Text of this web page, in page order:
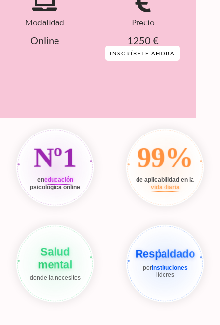
Modalidad
Online
Precio
1250 €
INSCRÍBETE AHORA
Nº1
eneducación
psicológica online
99%
de aplicabilidad en la
vida diaria
Salud
mental
donde la necesites
Respaldado
porinstituciones
líderes